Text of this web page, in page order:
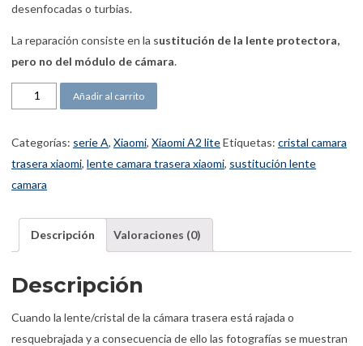
desenfocadas o turbias.
La reparación consiste en la sustitución de la lente protectora,
pero no del módulo de cámara.
Xiaomi Mi A2 lite lente cámara cantidad
Añadir al carrito
Categorías: serie A, Xiaomi, Xiaomi A2 liteEtiquetas: cristal camara
trasera xiaomi, lente camara trasera xiaomi, sustitución lente
camara
Descripción Valoraciones (0)
Descripción
Cuando la lente/cristal de la cámara trasera está rajada o
resquebrajada y a consecuencia de ello las fotografías se muestran